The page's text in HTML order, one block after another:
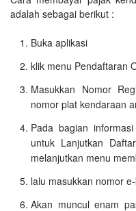
adalah sebagai berikut :
Buka aplikasi
klik menu Pendaftaran
Masukkan Nomor
nomor plat kendaraan
Pada bagian
untuk Lanjutkan
melanjutkan menu
lalu masukkan nomor
Akan muncul enam